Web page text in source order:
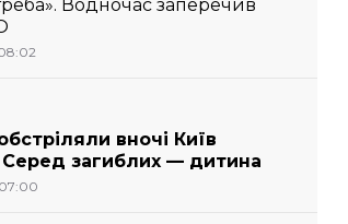
Водночас заперечив
вночі Київ
Серед загиблих — дитина